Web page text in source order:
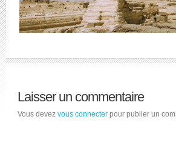
Laisser un commentaire
Vous devez vous connecter pour publier un